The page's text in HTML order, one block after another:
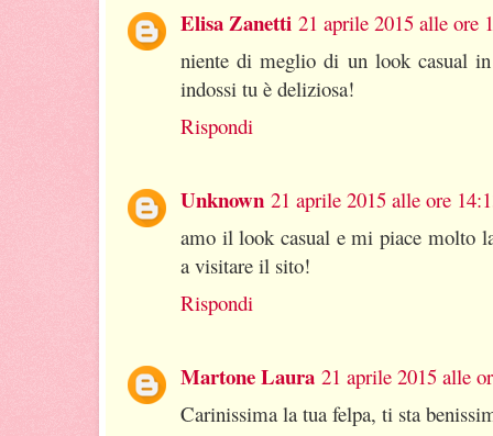
Elisa Zanetti 21 aprile 2015 alle ore
niente di meglio di un look casual
indossi tu è deliziosa!
Rispondi
Unknown 21 aprile 2015 alle ore
amo il look casual e mi piace molto
a visitare il sito!
Rispondi
Martone Laura 21 aprile 2015 alle
Carinissima la tua felpa, ti sta